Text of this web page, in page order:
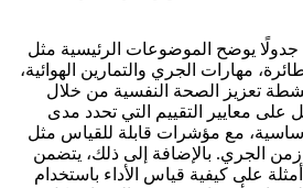
جدولًا يوضح الموضوعات الرئيسية مثل
مهارات الجري والتمارين الهوائية،
تعزيز الصحة النفسية من خلال
على معايير التقييم التي تحدد مدى
مع مؤشرات قابلة للقياس مثل
الجري. بالإضافة إلى ذلك، يتضمن
على كيفية قياس الأداء باستخدام